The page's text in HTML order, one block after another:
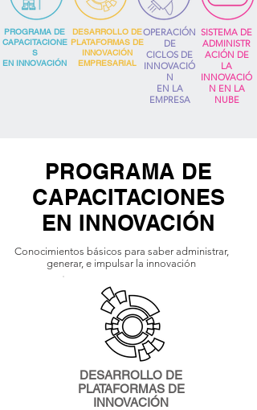
PROGRAMA DE
CAPACITACIONE
S
EN INNOVACIÓN
DESARROLLO DE
PLATAFORMAS DE
INNOVACIÓN
EMPRESARIAL
OPERACIÓN
DE
CICLOS DE
INNOVACIÓ
N
EN LA
EMPRESA
SISTEMA DE
ADMINISTR
ACIÓN DE
LA
INNOVACIÓ
N EN LA
NUBE
PROGRAMA DE
CAPACITACIONES
EN INNOVACIÓN
Conocimientos básicos para saber administrar,
generar, e impulsar la innovación
DESARROLLO DE
PLATAFORMAS DE
INNOVACIÓN